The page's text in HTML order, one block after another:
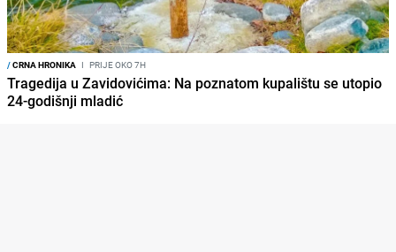
/CRNA HRONIKA I PRIJE OKO 7H
Tragedija u Zavidovićima: Na poznatom kupalištu se utopio
24-godišnji mladić